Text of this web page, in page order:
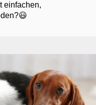
einfachen,